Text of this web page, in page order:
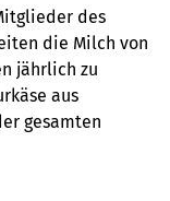
des
die Milch von
jährlich zu
aus
gesamten